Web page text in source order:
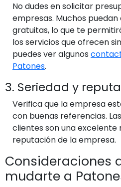
No dudes en solicitar
empresas. Muchos
gratuitas, lo que te
los servicios que ofrecen
puedes ver algunos
Patones.
3. Seriedad y
Verifica que la empresa
con buenas referencias.
clientes son una
reputación de la empresa.
Consideraciones
mudarte a